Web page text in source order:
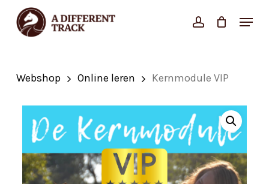
Skip
account
Menu
Cart
Close
Webshop Online leren Kernmodule VIP